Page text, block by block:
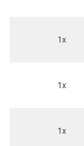
1x
1x
1x